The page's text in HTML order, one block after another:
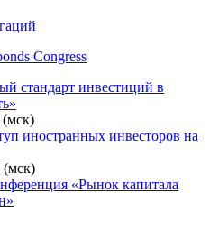
Congress
стандарт инвестиций в
(мск)
иностранных инвесторов на
(мск)
«Рынок капитала